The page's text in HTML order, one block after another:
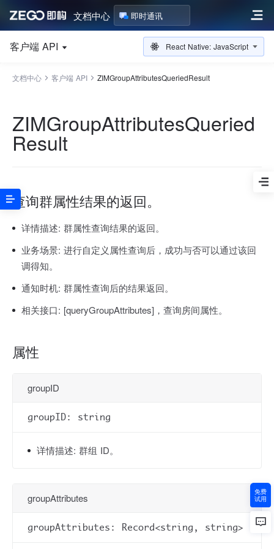
文档中心 即时通讯
客户端 API React Native: JavaScript
文档中心 客户端 API ZIMGroupAttributesQueriedResult
ZIMGroupAttributesQueried
Result
查询群属性结果的返回。
详情描述: 群属性查询结果的返回。
业务场景: 进行自定义属性查询后，成功与否可以通过该回
调得知。
通知时机: 群属性查询后的结果返回。
相关接口: [queryGroupAttributes]，查询房间属性。
属性
groupID
groupID: string
详情描述: 群组 ID。
groupAttributes
groupAttributes: Record<string, string>
免费
试用